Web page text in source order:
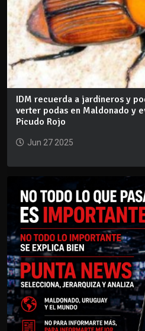
IDM recuerda a jardineros y
verter podas en Maldonado y
Picudo Rojo
Jun 27 2025